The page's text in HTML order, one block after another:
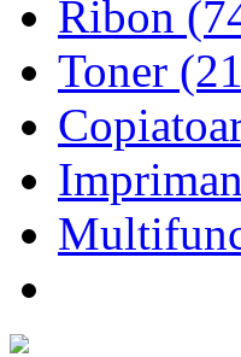
Ribon
Toner